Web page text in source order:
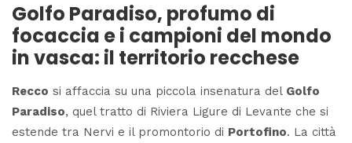
Golfo Paradiso, profumo di
focaccia e i campioni del mondo
in vasca: il territorio recchese
Recco si affaccia su una piccola insenatura del Golfo
Paradiso, quel tratto di Riviera Ligure di Levante che si
estende tra Nervi e il promontorio di Portofino. La città